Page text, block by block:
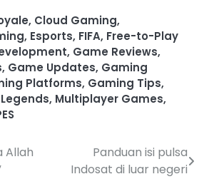
, Cloud Gaming,
, Esports, FIFA, Free-to-Play
, Game Reviews,
, Game Updates, Gaming
Platforms, Gaming Tips,
, Multiplayer Games,
Allah
Panduan isi pulsa
Indosat di luar negeri